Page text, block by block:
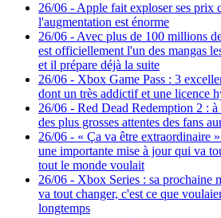
26/06 - Apple fait exploser ses prix
l'augmentation est énorme
26/06 - Avec plus de 100 millions
est officiellement l'un des mangas
et il prépare déjà la suite
26/06 - Xbox Game Pass : 3
dont un très addictif et une licence
26/06 - Red Dead Redemption 2 :
des plus grosses attentes des fans
26/06 - « Ça va être extraordinaire
une importante mise à jour qui va
tout le monde voulait
26/06 - Xbox Series : sa prochaine
va tout changer, c'est ce que
longtemps